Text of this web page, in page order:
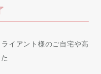
イアント様のご自宅や高